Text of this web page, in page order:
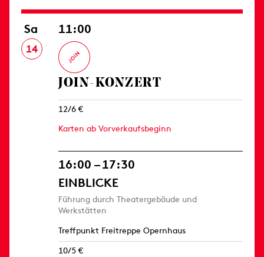
Sa
14
11:00
JOIN-KONZERT
12/6 €
Karten ab Vorverkaufsbeginn
16:00 – 17:30
EINBLICKE
Führung durch Theatergebäude und
Werkstätten
Treffpunkt Freitreppe Opernhaus
10/5 €